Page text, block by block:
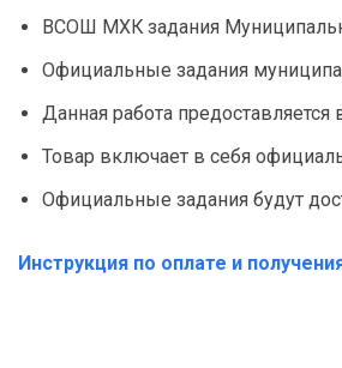
ВСОШ МХК задания
Официальные задания
Данная работа
Товар включает в себя
Официальные задания будут
Инструкция по оплате и